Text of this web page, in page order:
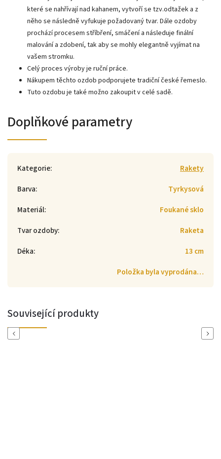
které se nahřívají nad kahanem, vytvoří se tzv.odtažek a z
něho se následně vyfukuje požadovaný tvar. Dále ozdoby
prochází procesem stříbření, smáčení a následuje finální
malování a zdobení, tak aby se mohly elegantně vyjímat na
vašem stromku.
Celý proces výroby je ruční práce.
Nákupem těchto ozdob podporujete tradiční české řemeslo.
Tuto ozdobu je také možno zakoupit v celé sadě.
Doplňkové parametry
Kategorie:
Rakety
Barva:
Tyrkysová
Materiál:
Foukané sklo
Tvar ozdoby:
Raketa
Déka:
13 cm
Položka byla vyprodána…
Související produkty
Previous Next